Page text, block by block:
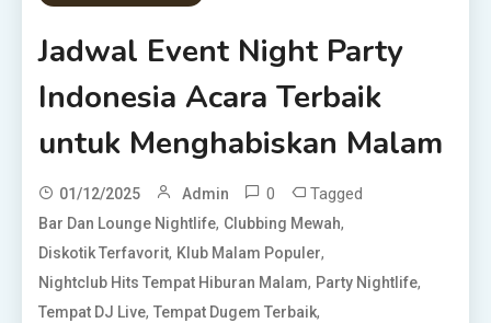
Jadwal Event Night Party
Indonesia Acara Terbaik
untuk Menghabiskan Malam
01/12/2025 Admin 0 Tagged
Bar Dan Lounge Nightlife, Clubbing Mewah,
Diskotik Terfavorit, Klub Malam Populer,
Nightclub Hits Tempat Hiburan Malam, Party Nightlife,
Tempat DJ Live,Tempat Dugem Terbaik,